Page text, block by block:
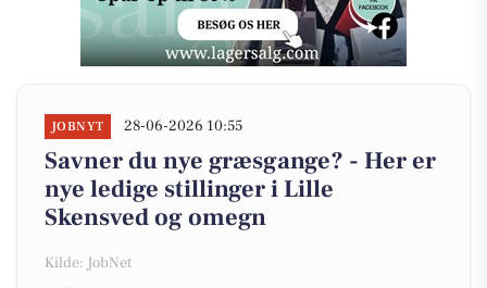
JOBNYT 28-06-2026 10:55
Savner du nye græsgange? - Her er
nye ledige stillinger i Lille
Skensved og omegn
Kilde: JobNet